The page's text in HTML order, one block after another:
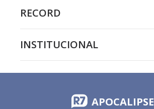
RECORD
INSTITUCIONAL
APOCALIPSE